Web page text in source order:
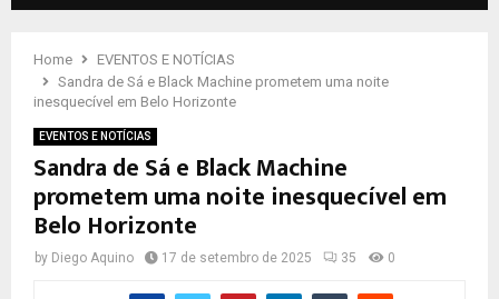
Home
EVENTOS E NOTÍCIAS
Sandra de Sá e Black Machine prometem uma noite
inesquecível em Belo Horizonte
EVENTOS E NOTÍCIAS
Sandra de Sá e Black Machine
prometem uma noite inesquecível em
Belo Horizonte
by Diego Aquino 17 de setembro de 2025 35 0